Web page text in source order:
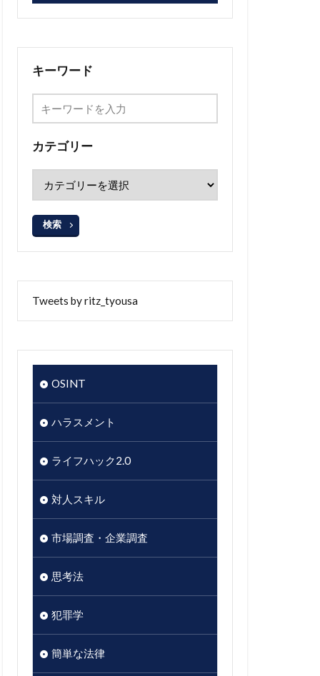
キーワード
カテゴリー
検索
Tweets by ritz_tyousa
OSINT
ハラスメント
ライフハック2.0
対人スキル
市場調査・企業調査
思考法
犯罪学
簡単な法律